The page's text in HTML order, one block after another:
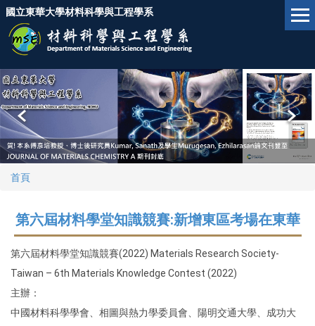
跳
到
主
要
內
容
區
國立東華大學材料科學與工程學系
首頁
第六屆材料學堂知識競賽:新增東區考場在東華
第六屆材料學堂知識競賽(2022) Materials Research Society-
Taiwan – 6th Materials Knowledge Contest (2022)
主辦：
中國材料科學學會、相圖與熱力學委員會、陽明交通大學、成功大